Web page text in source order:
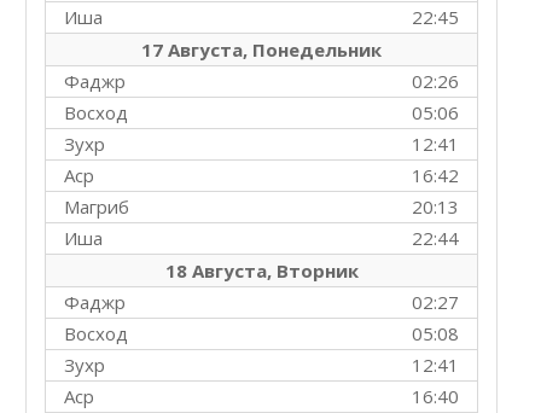
22:45
Иша
17 Августа, Понедельник
02:26
Фаджр
05:06
Восход
12:41
Зухр
16:42
Аср
20:13
Магриб
22:44
Иша
18 Августа, Вторник
02:27
Фаджр
05:08
Восход
12:41
Зухр
16:40
Аср